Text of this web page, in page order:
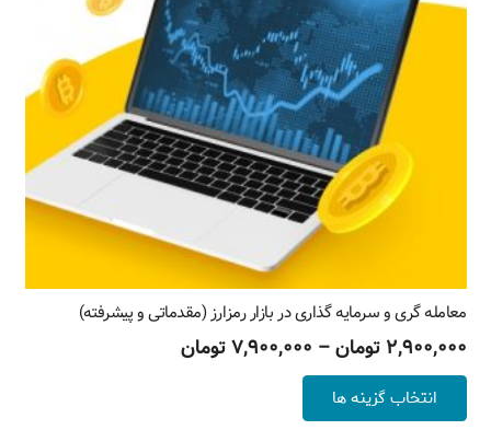
معامله گری و سرمایه گذاری در بازار رمزارز (مقدماتی و پیشرفته)
۲,۹۰۰,۰۰۰ تومان– ۷,۹۰۰,۰۰۰تومانPrice
انتخاب گزینه ها